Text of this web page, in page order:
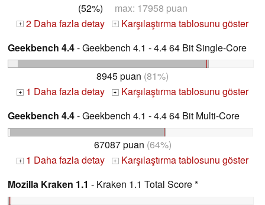
(52%) max: 17958 puan
+ 2 Daha fazla detay + Karşılaştırma tablosunu göster
Geekbench 4.4- Geekbench 4.1 - 4.4 64 Bit Single-Core
8945 puan (81%)
+ 1 Daha fazla detay + Karşılaştırma tablosunu göster
Geekbench 4.4- Geekbench 4.1 - 4.4 64 Bit Multi-Core
67087 puan (64%)
+ 1 Daha fazla detay + Karşılaştırma tablosunu göster
Mozilla Kraken 1.1 - Kraken 1.1 Total Score *